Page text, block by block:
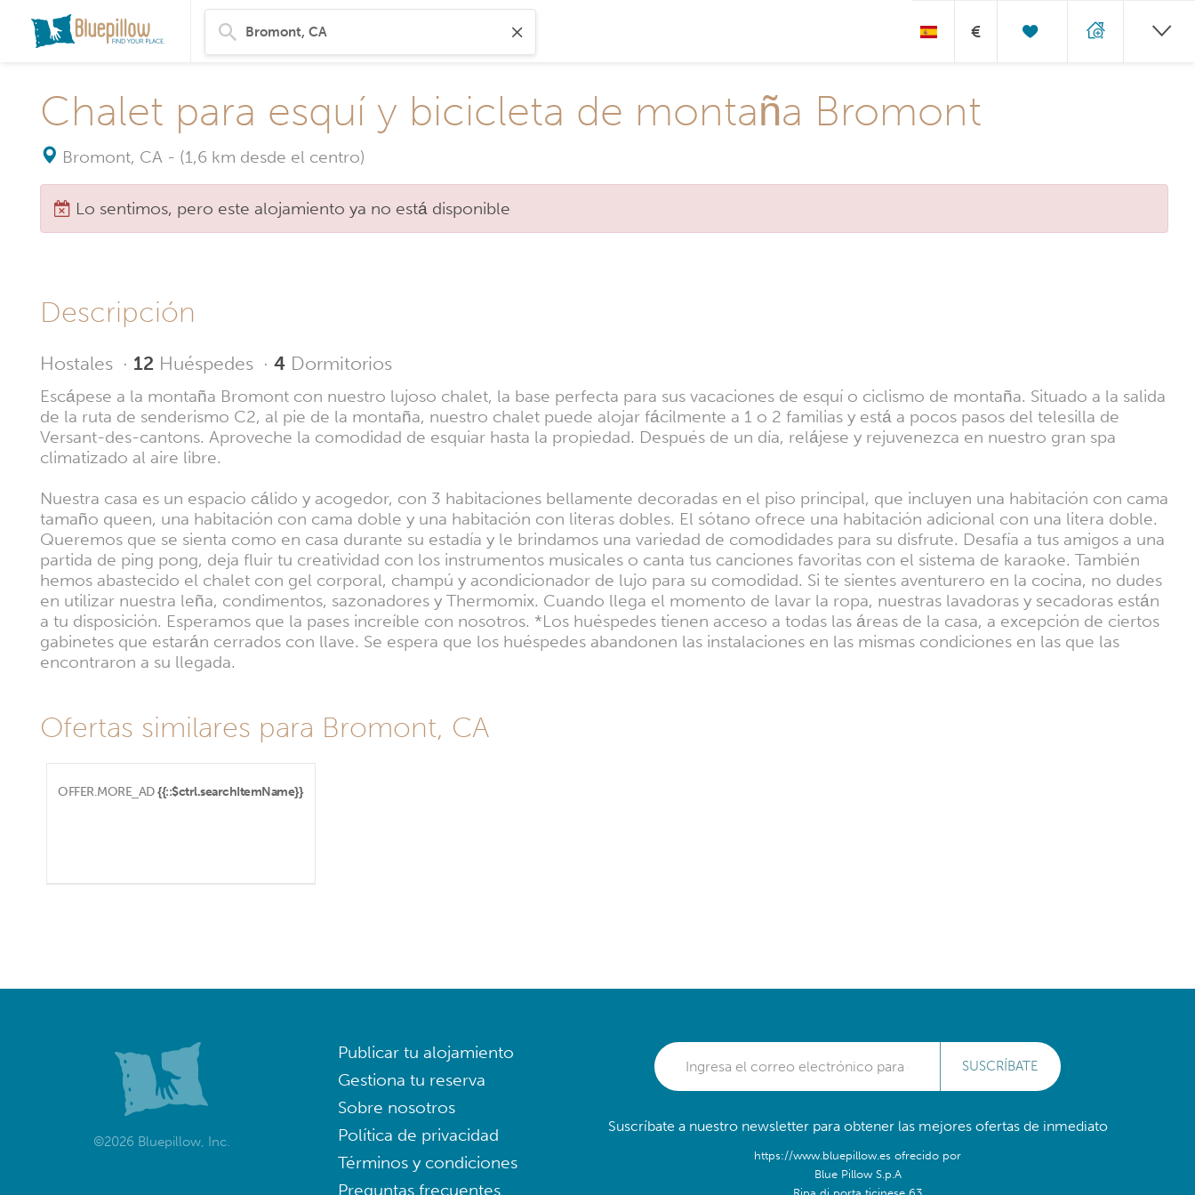
€
Chalet para esquí y bicicleta de montaña Bromont
Bromont, CA - (1,6 km desde el centro)
Lo sentimos, pero este alojamiento ya no está disponible
Descripción
Hostales · 12 Huéspedes · 4 Dormitorios
Escápese a la montaña Bromont con nuestro lujoso chalet, la base perfecta para sus vacaciones de esquí o ciclismo de montaña. Situado a la salida
de la ruta de senderismo C2, al pie de la montaña, nuestro chalet puede alojar fácilmente a 1 o 2 familias y está a pocos pasos del telesilla de
Versant-des-cantons. Aproveche la comodidad de esquiar hasta la propiedad. Después de un día, relájese y rejuvenezca en nuestro gran spa
climatizado al aire libre.
Nuestra casa es un espacio cálido y acogedor, con 3 habitaciones bellamente decoradas en el piso principal, que incluyen una habitación con cama
tamaño queen, una habitación con cama doble y una habitación con literas dobles. El sótano ofrece una habitación adicional con una litera doble.
Queremos que se sienta como en casa durante su estadía y le brindamos una variedad de comodidades para su disfrute. Desafía a tus amigos a una
partida de ping pong, deja fluir tu creatividad con los instrumentos musicales o canta tus canciones favoritas con el sistema de karaoke. También
hemos abastecido el chalet con gel corporal, champú y acondicionador de lujo para su comodidad. Si te sientes aventurero en la cocina, no dudes
en utilizar nuestra leña, condimentos, sazonadores y Thermomix. Cuando llega el momento de lavar la ropa, nuestras lavadoras y secadoras están
a tu disposición. Esperamos que la pases increíble con nosotros. *Los huéspedes tienen acceso a todas las áreas de la casa, a excepción de ciertos
gabinetes que estarán cerrados con llave. Se espera que los huéspedes abandonen las instalaciones en las mismas condiciones en las que las
encontraron a su llegada.
Ofertas similares para Bromont, CA
OFFER.MORE_AD {{::$ctrl.searchItemName}}
©2026 Bluepillow, Inc.
Publicar tu alojamiento
Gestiona tu reserva
Sobre nosotros
Política de privacidad
Términos y condiciones
Preguntas frecuentes
SUSCRÍBATE
Suscríbate a nuestro newsletter para obtener las mejores ofertas de inmediato
https://www.bluepillow.es ofrecido por
Blue Pillow S.p.A
Ripa di porta ticinese 63